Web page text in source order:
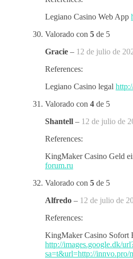
Legiano Casino Web App
Valorado con 5 de 5
Gracie – 12 de julio de
References:
Legiano Casino legal
Valorado con 4 de 5
Shantell – 12 de julio de
References:
KingMaker Casino Geld
forum.ru
Valorado con 5 de 5
Alfredo – 12 de julio de
References:
KingMaker Casino Sofort
http://images.google.dk/
sa=t&url=http://innvo.pro/